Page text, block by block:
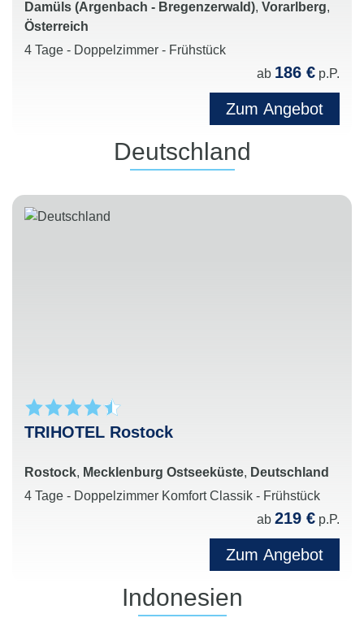
Damüls (Argenbach - Bregenzerwald), Vorarlberg,
Österreich
4 Tage - Doppelzimmer - Frühstück
ab 186 € p.P.
Zum Angebot
Deutschland
TRIHOTEL Rostock
Rostock, Mecklenburg Ostseeküste, Deutschland
4 Tage - Doppelzimmer Komfort Classik - Frühstück
ab 219 € p.P.
Zum Angebot
Indonesien